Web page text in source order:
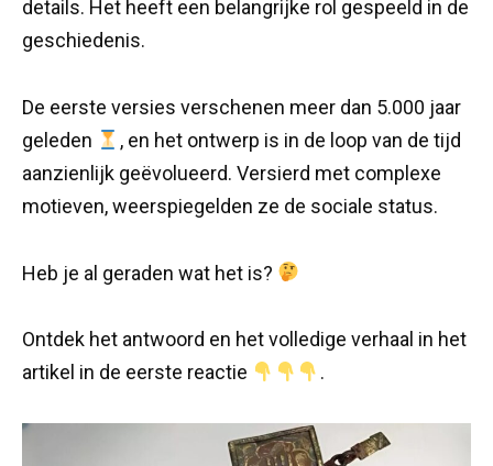
details. Het heeft een belangrijke rol gespeeld in de
geschiedenis.
De eerste versies verschenen meer dan 5.000 jaar
geleden
, en het ontwerp is in de loop van de tijd
aanzienlijk geëvolueerd. Versierd met complexe
motieven, weerspiegelden ze de sociale status.
Heb je al geraden wat het is?
Ontdek het antwoord en het volledige verhaal in het
artikel in de eerste reactie
.